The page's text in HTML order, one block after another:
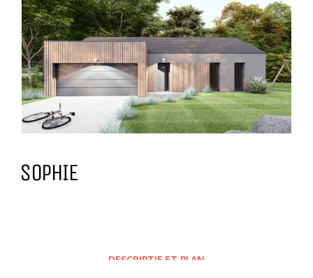
SOPHIE
DESCRIPTIF ET PLAN